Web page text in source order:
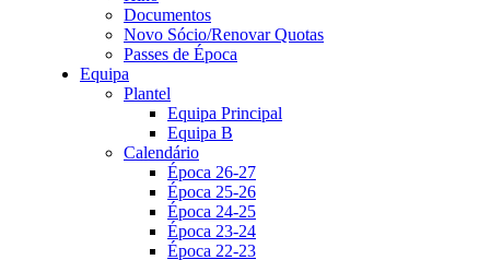
Documentos
Novo Sócio/Renovar Quotas
Passes de Época
Equipa
Plantel
Equipa Principal
Equipa B
Calendário
Época 26-27
Época 25-26
Época 24-25
Época 23-24
Época 22-23